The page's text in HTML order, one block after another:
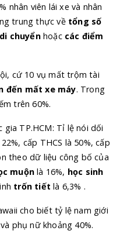
nhân viên lái xe và nhân
trung thực về tổng số
chuyểnhoặccác điểm
cứ 10 vụ mất trộm tài
đến mất xe máy. Trong
trên 60%.
TP.HCM: Tỉ lệ nói dối
cấp THCS là 50%, cấp
theo dữ liệu công bố của
muộn là 16%, học sinh
trốn tiết là 6,3% .
cho biết tỷ lệ nam giới
phụ nữ khoảng 40%.